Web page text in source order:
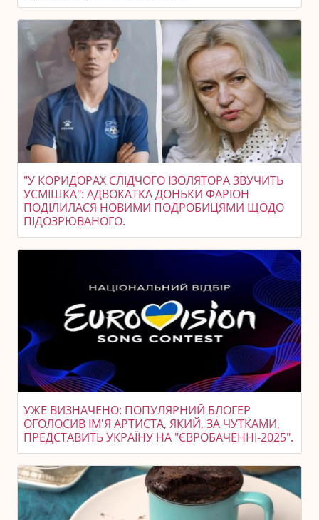
"У КОРИДОРАХ СЛІДЧОГО ІЗОЛЯТОРА ЗВУЧИТЬ
УСМІШКА": АДВОКАТКА ДОНЬКИ ФАРІОН
ПОДІЛИЛАСЯ НОВИМИ ПОДРОБИЦЯМИ ЩОДО
ПІДОЗРЮВАНОГО.
УЖЕ ВИЗНАЧЕНО: ПОПУЛЯРНИЙ БЛОГЕР
ОГОЛОСИВ ІМ'Я АРТИСТА, ЯКИЙ, ЗА ЧУТКАМИ,
ПРЕДСТАВИТЬ УКРАЇНУ НА "ЄВРОБАЧЕННІ-2025".